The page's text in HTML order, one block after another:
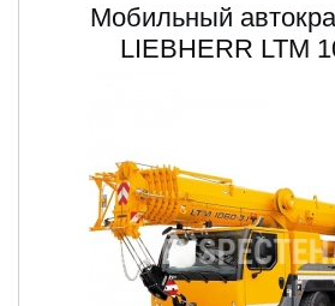
Мобильный
LIEBHERR LTM